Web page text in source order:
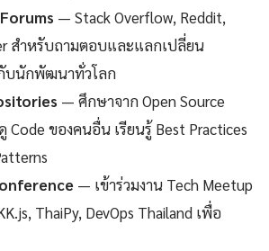
— Stack Overflow, Reddit,
สำหรับถามตอบและแลกเปลี่ยน
บนักพัฒนาทั่วโลก
— ศึกษาจาก Open Source
Code ของคนอื่น เรียนรู้ Best Practices
— เข้าร่วมงาน Tech Meetup
ThaiPy, DevOps Thailand เพื่อ